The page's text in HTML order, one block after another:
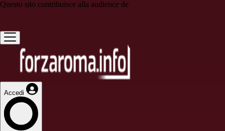
Questo sito contribuisce alla audience de
Accedi